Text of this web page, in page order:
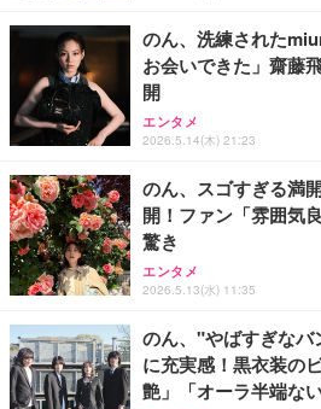
のん、洗練された
お会いできた」齋藤
開
エンタメ
2026.5.14(木) 21:23
のん、スゴすぎる満
開！ファン「雰囲気
驚き
エンタメ
2026.5.13(水) 11:35
のん、"やばすぎな
に充実感！黒衣装の
艶」「オーラ半端ない